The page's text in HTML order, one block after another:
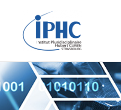
Institut
Curien – IPHC